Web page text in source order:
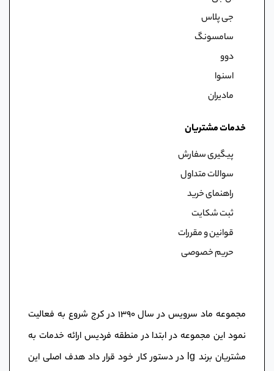
جی پلاس
سامسونگ
دوو
اسنوا
مادیران
خدمات مشتریان
پیگیری سفارش
سوالات متداول
راهنمای خرید
ثبت شکایت
قوانین و مقررات
حریم خصوصی
مجموعه ماد سرویس در سال ١٣٩٠ در کرج شروع به فعالیت
نمود این مجموعه در ابتدا در منطقه فردیس ارائه خدمات به
مشتریان برند lg در دستور کار خود قرار داد هدف اصلی این